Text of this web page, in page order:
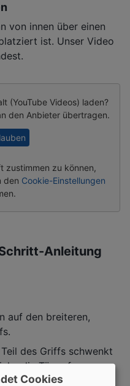
von innen über einen
ist. Unser Video
(YouTube Videos) laden?
den Anbieter übertragen.
zustimmen zu können,
den Cookie-Einstellungen
Anleitung
auf den breiteren,
des Griffs schwenkt
die Tür auf.
Cookies